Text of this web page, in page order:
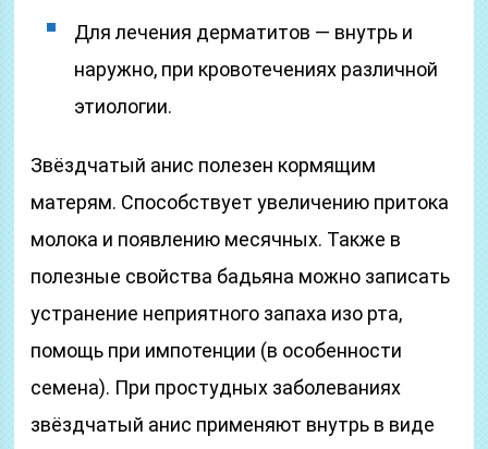
Для лечения дерматитов — внутрь и
наружно, при кровотечениях различной
этиологии.
Звёздчатый анис полезен кормящим
матерям. Способствует увеличению притока
молока и появлению месячных. Также в
полезные свойства бадьяна можно записать
устранение неприятного запаха изо рта,
помощь при импотенции (в особенности
семена). При простудных заболеваниях
звёздчатый анис применяют внутрь в виде